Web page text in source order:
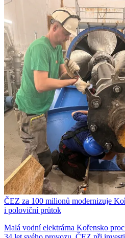
ČEZ za 100 milionů modernizuje
i poloviční průtok
Malá vodní elektrárna Kořensko